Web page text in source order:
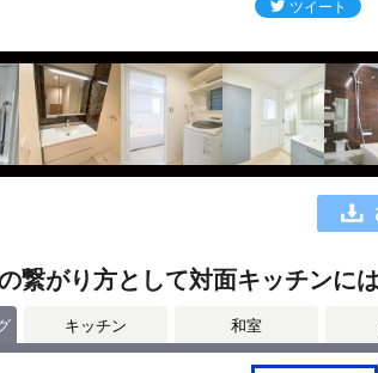
繋がり方として対面キッチンに
キッチン 和室